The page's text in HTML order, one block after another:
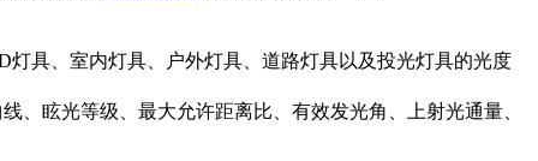
灯具、室内灯具、户外灯具、道路灯具以及投光灯具的光度
、眩光等级、最大允许距离比、有效发光角、上射光通量、